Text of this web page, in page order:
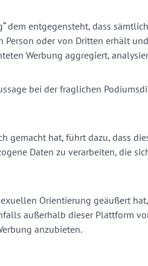
dem entgegensteht, dass
oder von Dritten erhält
Werbung aggregiert,
bei der fraglichen
hat, führt dazu, dass
Daten zu verarbeiten, die
Orientierung geäußert
außerhalb dieser Plattform
anzubieten.